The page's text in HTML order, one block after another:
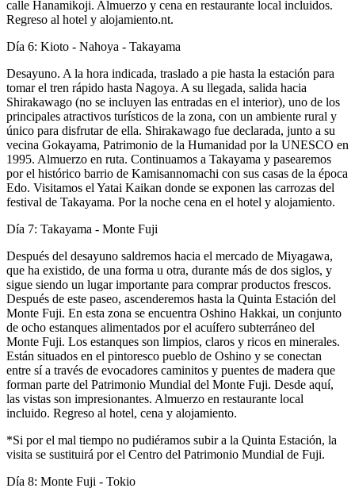
calle Hanamikoji. Almuerzo y cena en restaurante local incluidos.
Regreso al hotel y alojamiento.nt.
Día 6: Kioto - Nahoya - Takayama
Desayuno. A la hora indicada, traslado a pie hasta la estación para
tomar el tren rápido hasta Nagoya. A su llegada, salida hacia
Shirakawago (no se incluyen las entradas en el interior), uno de los
principales atractivos turísticos de la zona, con un ambiente rural y
único para disfrutar de ella. Shirakawago fue declarada, junto a su
vecina Gokayama, Patrimonio de la Humanidad por la UNESCO en
1995. Almuerzo en ruta. Continuamos a Takayama y pasearemos
por el histórico barrio de Kamisannomachi con sus casas de la época
Edo. Visitamos el Yatai Kaikan donde se exponen las carrozas del
festival de Takayama. Por la noche cena en el hotel y alojamiento.
Día 7: Takayama - Monte Fuji
Después del desayuno saldremos hacia el mercado de Miyagawa,
que ha existido, de una forma u otra, durante más de dos siglos, y
sigue siendo un lugar importante para comprar productos frescos.
Después de este paseo, ascenderemos hasta la Quinta Estación del
Monte Fuji. En esta zona se encuentra Oshino Hakkai, un conjunto
de ocho estanques alimentados por el acuífero subterráneo del
Monte Fuji. Los estanques son limpios, claros y ricos en minerales.
Están situados en el pintoresco pueblo de Oshino y se conectan
entre sí a través de evocadores caminitos y puentes de madera que
forman parte del Patrimonio Mundial del Monte Fuji. Desde aquí,
las vistas son impresionantes. Almuerzo en restaurante local
incluido. Regreso al hotel, cena y alojamiento.
*Si por el mal tiempo no pudiéramos subir a la Quinta Estación, la
visita se sustituirá por el Centro del Patrimonio Mundial de Fuji.
Día 8: Monte Fuji - Tokio